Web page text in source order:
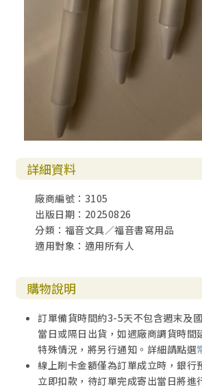
詳細資料
廠商編號：3105
出版日期：20250826
分類：福音文具／福音書寫用品
適用對象：適用所有人
購物說明
訂單備貨時間約3-5天不包含週末及
當日或隔日出貨，如遇廠商調貨時間
特殊情況，將另行通知。詳細請點選
線上刷卡金額僅為訂單成立時，銀行
立即扣款，待訂單完成寄出當日將進